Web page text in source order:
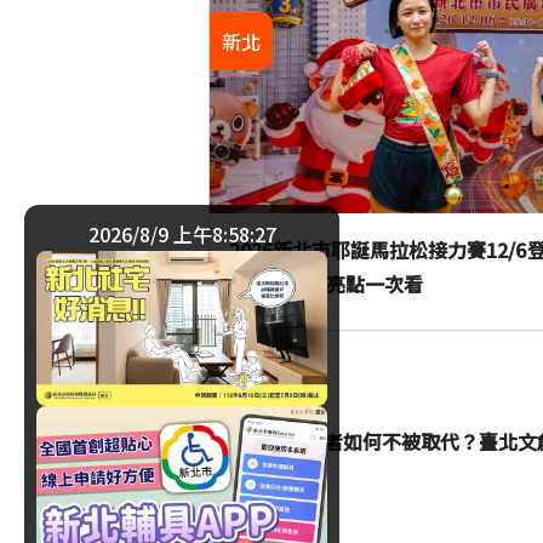
2026新北市耶誕馬拉松接力賽12/6
物資與賽事亮點一次看
新北
生活
AI時代創作者如何不被取代？臺北
2026/8/9 上午8:58:28